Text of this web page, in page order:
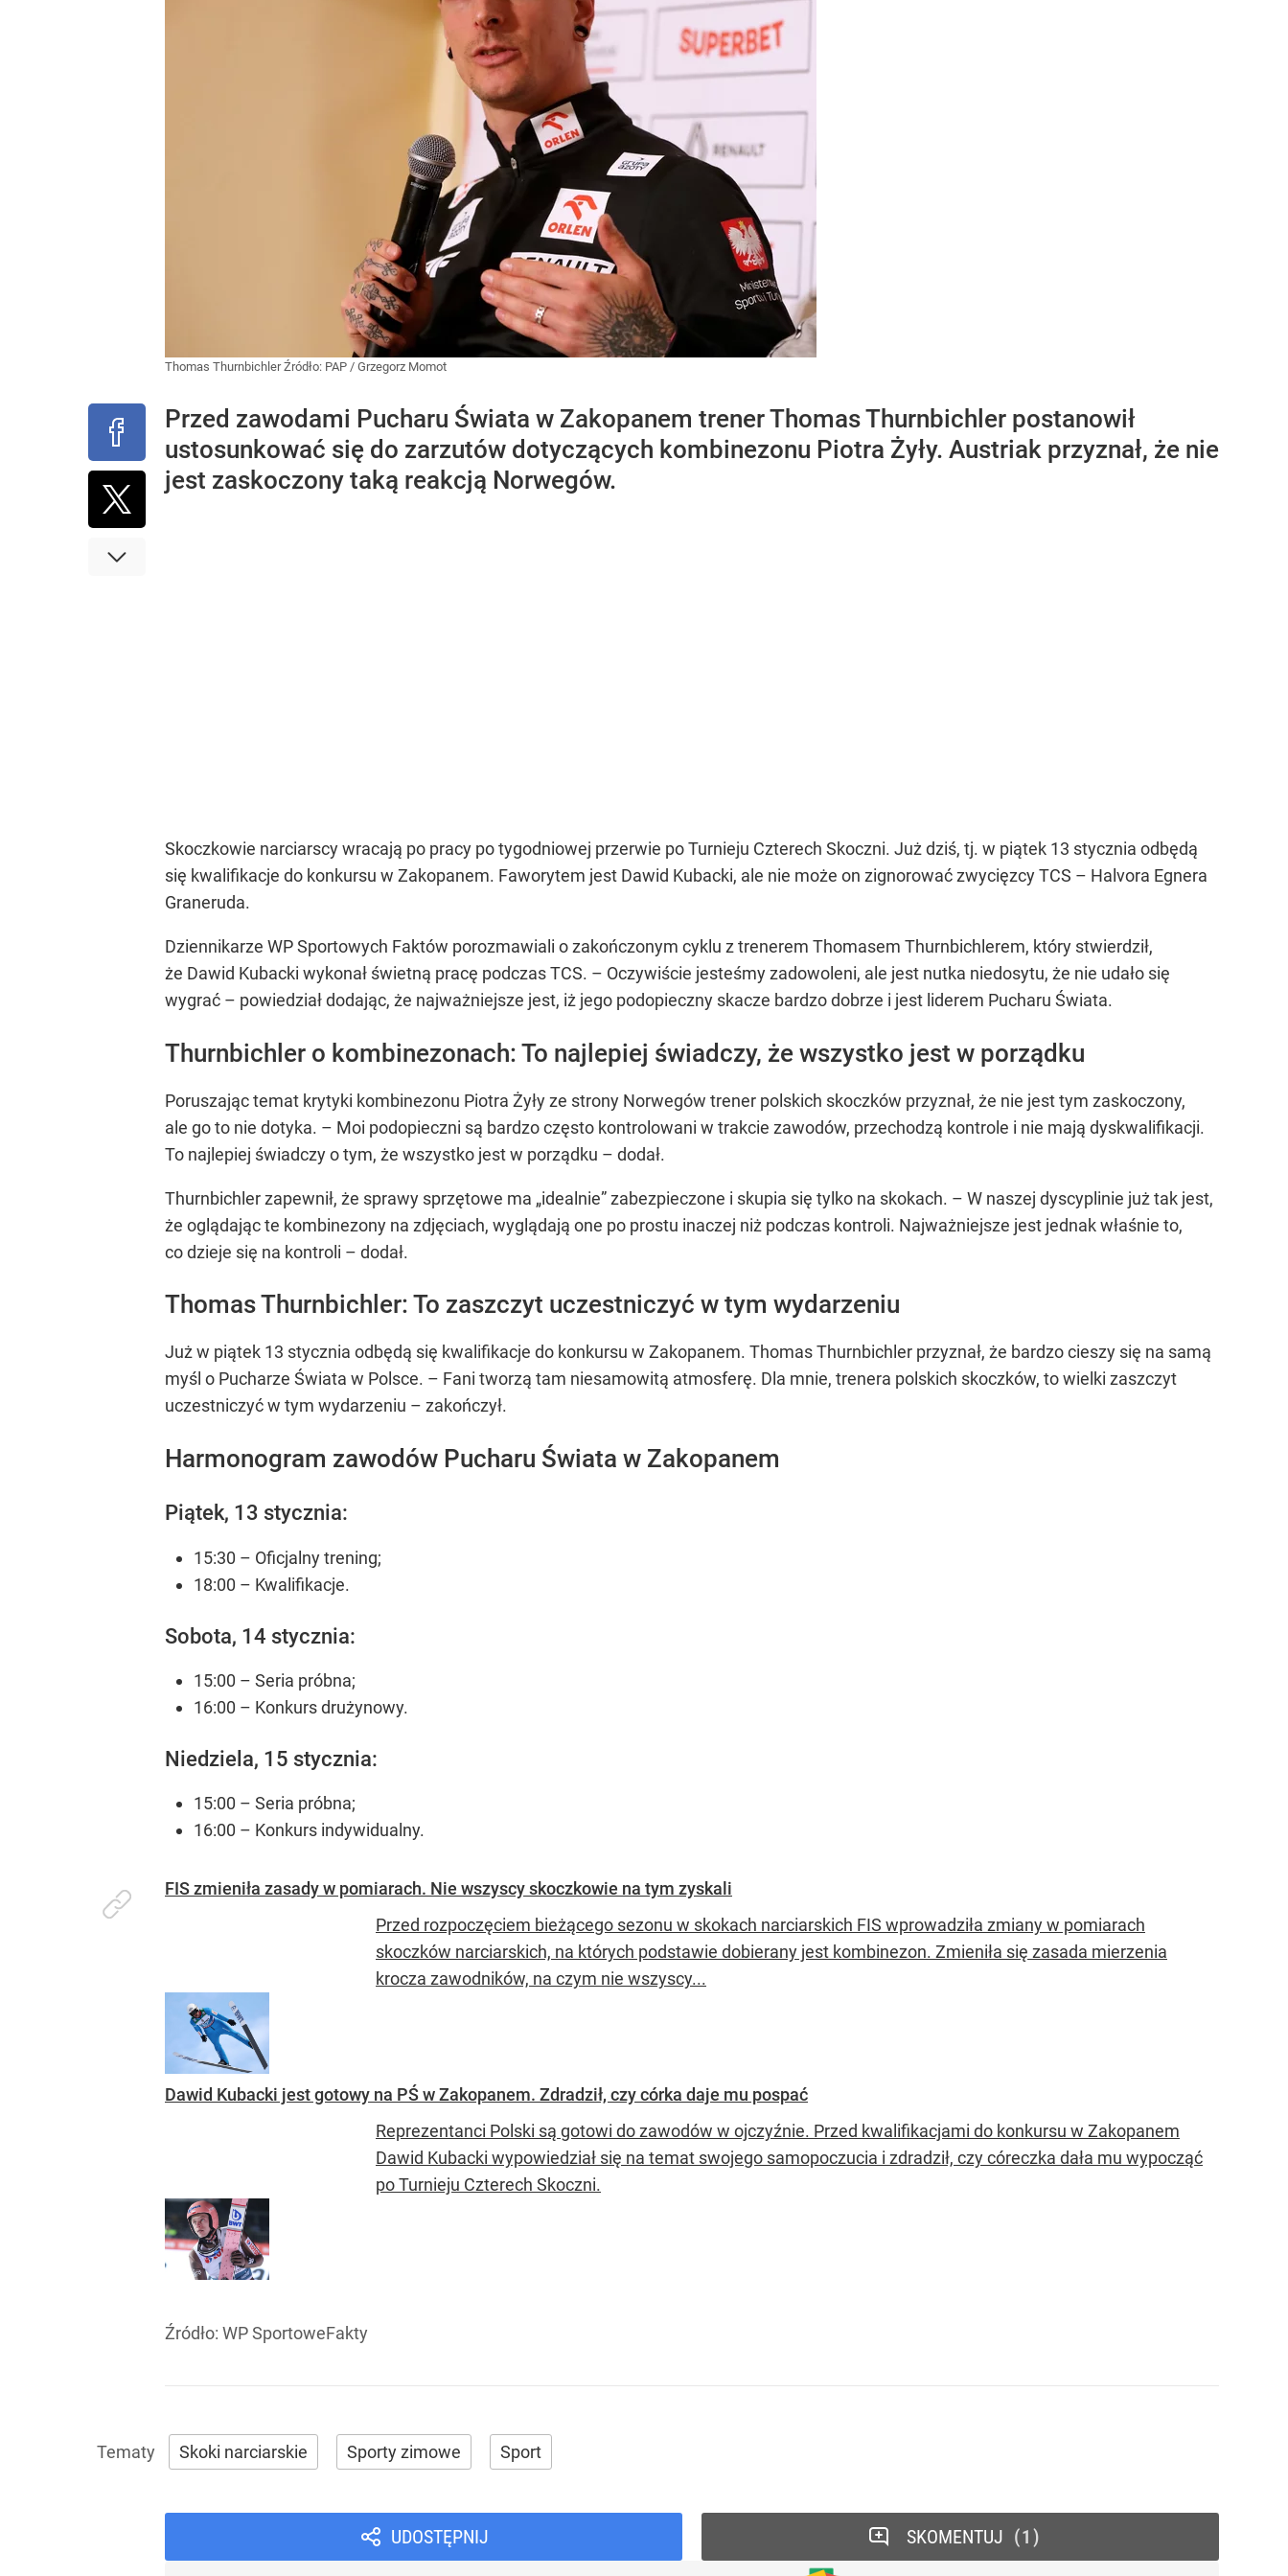
Thomas ThurnbichlerŹródło: PAP / Grzegorz Momot
Przed zawodami Pucharu Świata w Zakopanem trener Thomas Thurnbichler postanowił
ustosunkować się do zarzutów dotyczących kombinezonu Piotra Żyły. Austriak przyznał, że nie
jest zaskoczony taką reakcją Norwegów.
Skoczkowie narciarscy wracają po pracy po tygodniowej przerwie po Turnieju Czterech Skoczni. Już dziś, tj. w piątek 13 stycznia odbędą
się kwalifikacje do konkursu w Zakopanem. Faworytem jest Dawid Kubacki, ale nie może on zignorować zwycięzcy TCS – Halvora Egnera
Graneruda.
Dziennikarze WP Sportowych Faktów porozmawiali o zakończonym cyklu z trenerem Thomasem Thurnbichlerem, który stwierdził,
że Dawid Kubacki wykonał świetną pracę podczas TCS. – Oczywiście jesteśmy zadowoleni, ale jest nutka niedosytu, że nie udało się
wygrać – powiedział dodając, że najważniejsze jest, iż jego podopieczny skacze bardzo dobrze i jest liderem Pucharu Świata.
Thurnbichler o kombinezonach: To najlepiej świadczy, że wszystko jest w porządku
Poruszając temat krytyki kombinezonu Piotra Żyły ze strony Norwegów trener polskich skoczków przyznał, że nie jest tym zaskoczony,
ale go to nie dotyka. – Moi podopieczni są bardzo często kontrolowani w trakcie zawodów, przechodzą kontrole i nie mają dyskwalifikacji.
To najlepiej świadczy o tym, że wszystko jest w porządku – dodał.
Thurnbichler zapewnił, że sprawy sprzętowe ma „idealnie” zabezpieczone i skupia się tylko na skokach. – W naszej dyscyplinie już tak jest,
że oglądając te kombinezony na zdjęciach, wyglądają one po prostu inaczej niż podczas kontroli. Najważniejsze jest jednak właśnie to,
co dzieje się na kontroli – dodał.
Thomas Thurnbichler: To zaszczyt uczestniczyć w tym wydarzeniu
Już w piątek 13 stycznia odbędą się kwalifikacje do konkursu w Zakopanem. Thomas Thurnbichler przyznał, że bardzo cieszy się na samą
myśl o Pucharze Świata w Polsce. – Fani tworzą tam niesamowitą atmosferę. Dla mnie, trenera polskich skoczków, to wielki zaszczyt
uczestniczyć w tym wydarzeniu – zakończył.
Harmonogram zawodów Pucharu Świata w Zakopanem
Piątek, 13 stycznia:
15:30 – Oficjalny trening;
18:00 – Kwalifikacje.
Sobota, 14 stycznia:
15:00 – Seria próbna;
16:00 – Konkurs drużynowy.
Niedziela, 15 stycznia:
15:00 – Seria próbna;
16:00 – Konkurs indywidualny.
FIS zmieniła zasady w pomiarach. Nie wszyscy skoczkowie na tym zyskali
Przed rozpoczęciem bieżącego sezonu w skokach narciarskich FIS wprowadziła zmiany w pomiarach
skoczków narciarskich, na których podstawie dobierany jest kombinezon. Zmieniła się zasada mierzenia
krocza zawodników, na czym nie wszyscy...
Dawid Kubacki jest gotowy na PŚ w Zakopanem. Zdradził, czy córka daje mu pospać
Reprezentanci Polski są gotowi do zawodów w ojczyźnie. Przed kwalifikacjami do konkursu w Zakopanem
Dawid Kubacki wypowiedział się na temat swojego samopoczucia i zdradził, czy córeczka dała mu wypocząć
po Turnieju Czterech Skoczni.
Źródło: WP SportoweFakty
Skoki narciarskie Sporty zimowe Sport
UDOSTĘPNIJ SKOMENTUJ 1